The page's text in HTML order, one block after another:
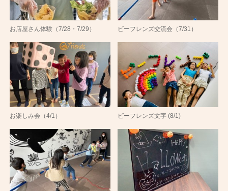
お店屋さん体験（7/28・7/29） ビーフレンズ交流会（7/31）
お楽しみ会（4/1） ビーフレンズ文字 (8/1)